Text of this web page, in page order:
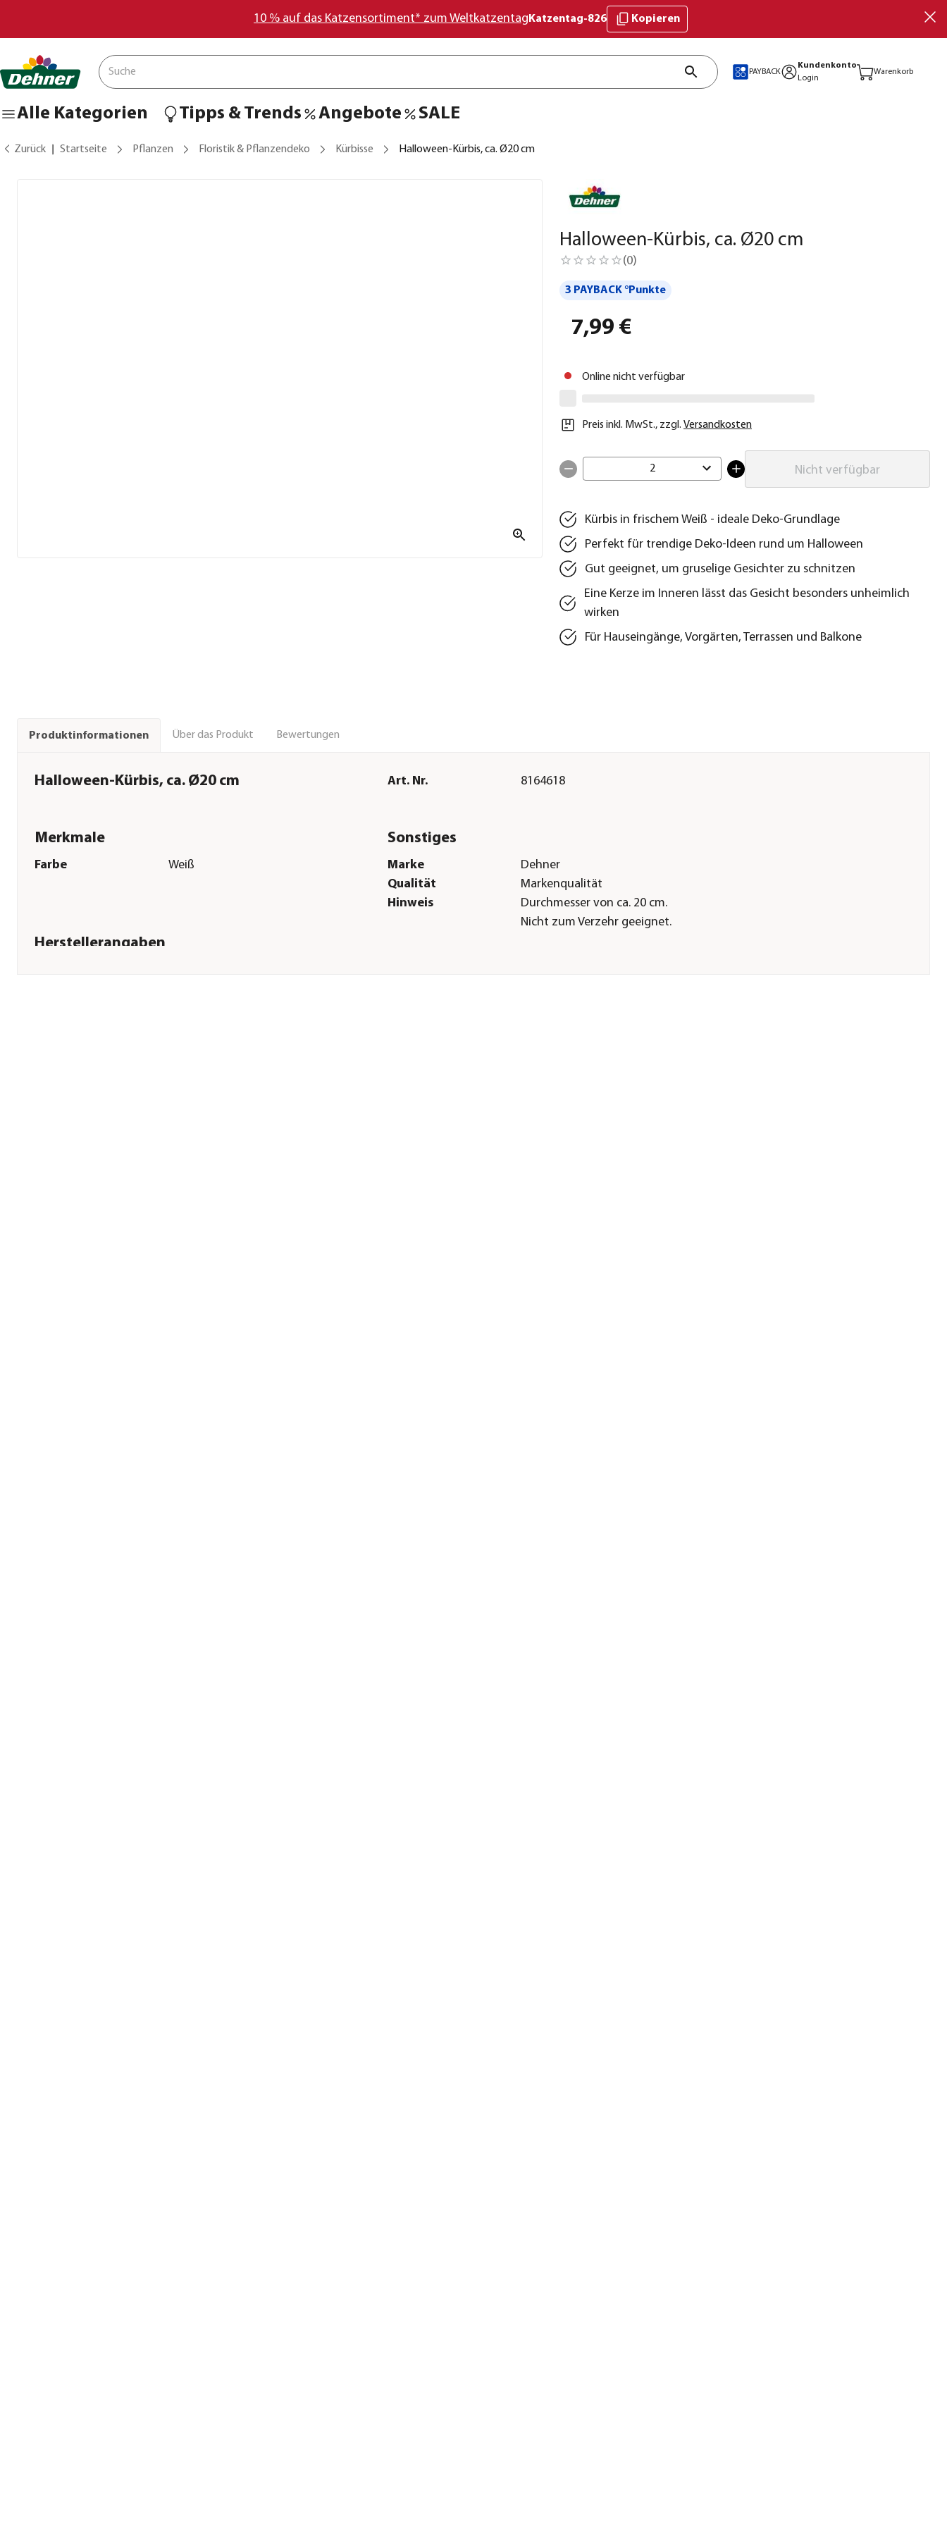
10 % auf das Katzensortiment* zum Weltkatzentag Katzentag-826 Kopieren
PAYBACK
Kundenkonto
Login
Warenkorb
Alle Kategorien Tipps & Trends Angebote SALE
Zurück Startseite Pflanzen Floristik & Pflanzendeko Kürbisse Halloween-Kürbis, ca. Ø20 cm
Halloween-Kürbis, ca. Ø20 cm
(0)
3 PAYBACK °Punkte
7,99 €
Online nicht verfügbar
Preis inkl. MwSt., zzgl. Versandkosten
2 Nicht verfügbar
Kürbis in frischem Weiß - ideale Deko-Grundlage
Perfekt für trendige Deko-Ideen rund um Halloween
Gut geeignet, um gruselige Gesichter zu schnitzen
Eine Kerze im Inneren lässt das Gesicht besonders unheimlich
wirken
Für Hauseingänge, Vorgärten, Terrassen und Balkone
Produktinformationen Über das Produkt Bewertungen
Halloween-Kürbis, ca. Ø20 cm Art. Nr. 8164618
Merkmale
Farbe Weiß
Sonstiges
Marke
Dehner
Qualität
Markenqualität
Hinweis
Durchmesser von ca. 20 cm.
Nicht zum Verzehr geeignet.
Herstellerangaben